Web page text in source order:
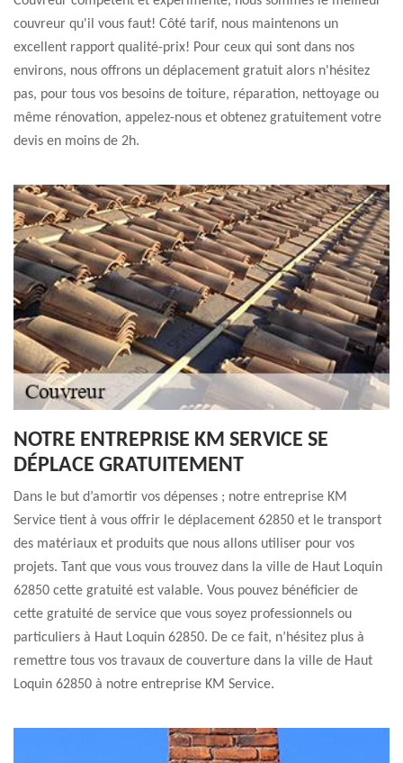
couvreur qu'il vous faut! Côté tarif, nous maintenons un
excellent rapport qualité-prix! Pour ceux qui sont dans nos
environs, nous offrons un déplacement gratuit alors n'hésitez
pas, pour tous vos besoins de toiture, réparation, nettoyage ou
même rénovation, appelez-nous et obtenez gratuitement votre
devis en moins de 2h.
NOTRE ENTREPRISE KM SERVICE SE
DÉPLACE GRATUITEMENT
Dans le but d’amortir vos dépenses ; notre entreprise KM
Service tient à vous offrir le déplacement 62850 et le transport
des matériaux et produits que nous allons utiliser pour vos
projets. Tant que vous vous trouvez dans la ville de Haut Loquin
62850 cette gratuité est valable. Vous pouvez bénéficier de
cette gratuité de service que vous soyez professionnels ou
particuliers à Haut Loquin 62850. De ce fait, n’hésitez plus à
remettre tous vos travaux de couverture dans la ville de Haut
Loquin 62850 à notre entreprise KM Service.